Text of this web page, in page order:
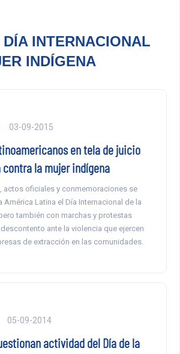
DÍA INTERNACIONAL
INDÍGENA
03-09-2015
en tela de juicio
la mujer indígena
actos oficiales y conmemoraciones se
América Latina el Día Internacional de la
también con marchas y protestas
ante la violencia que ejercen
de extracción en las comunidades.
05-09-2014
actividad del Día de la